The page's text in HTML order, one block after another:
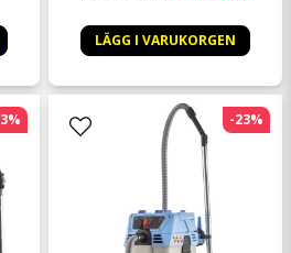
LÄGG I VARUKORGEN
-23%